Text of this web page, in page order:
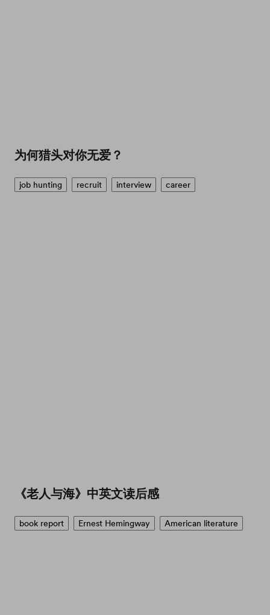
为何猎头对你无爱？
job hunting recruit interview career
《老人与海》中英文读后感
book report Ernest Hemingway American literature